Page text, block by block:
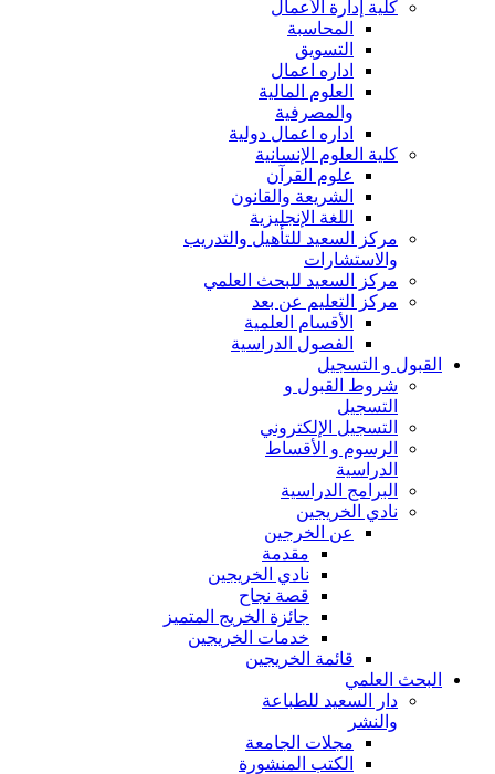
كلية إدارة الأعمال
المحاسبة
التسويق
اداره اعمال
العلوم المالية
والمصرفية
اداره اعمال دولية
كلية العلوم الإنسانية
علوم القرآن
الشريعة والقانون
اللغة الإنجليزية
مركز السعيد للتأهيل والتدريب
والاستشارات
مركز السعيد للبحث العلمي
مركز التعليم عن بعد
الأقسام العلمية
الفصول الدراسية
القبول و التسجيل
شروط القبول و
التسجيل
التسجيل الإلكتروني
الرسوم و الأقساط
الدراسية
البرامج الدراسية
نادي الخريجين
عن الخرجين
مقدمة
نادي الخريجين
قصة نجاح
جائزة الخريج المتميز
خدمات الخريجين
قائمة الخريجين
البحث العلمي
دار السعيد للطباعة
والنشر
مجلات الجامعة
الكتب المنشورة